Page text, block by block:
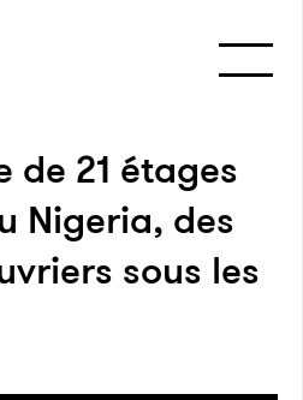
de 21 étages
Nigeria, des
sous les